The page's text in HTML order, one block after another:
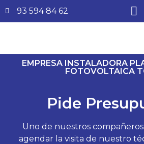
93 594 84 62
EMPRESA INSTALADORA
FOTOVOLTAICA
Pide
Uno de nuestros
agendar la visita de nuestro